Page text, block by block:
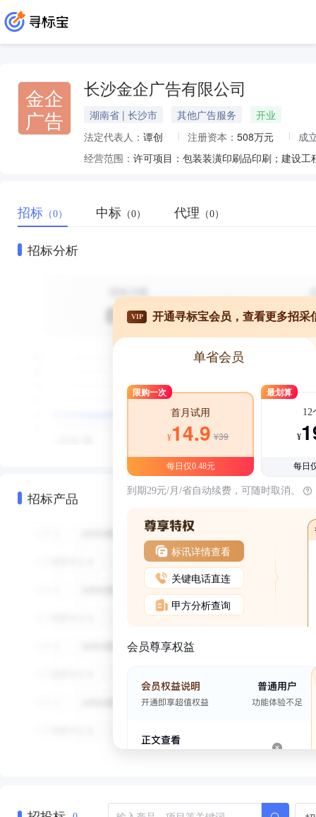
金企
广告
长沙金企广告有限公司
湖南省 | 长沙市 其他广告服务
开业
法定代表人： 谭创 注册资本： 508万元
成
经营范围：
招标 （0） 中标 （0） 代理 （0）
招标分析
招标产品
VIP 开通寻标宝会员，查看更多招采
单省会员
限购一次
首月试用
¥14.9 ¥39
每日仅0.48元
最划算
12
¥
每日
到期29元/月/省自动续费，可随时取消。
标讯详情查看
关键电话直连
甲方分析查询
会员尊享权益